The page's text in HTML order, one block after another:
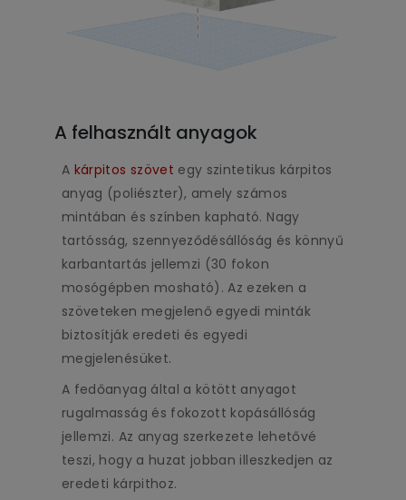
A felhasznált anyagok
A kárpitos szövet egy szintetikus kárpitos
anyag (poliészter), amely számos
mintában és színben kapható. Nagy
tartósság, szennyeződésállóság és könnyű
karbantartás jellemzi (30 fokon
mosógépben mosható). Az ezeken a
szöveteken megjelenő egyedi minták
biztosítják eredeti és egyedi
megjelenésüket.
A fedőanyag által a kötött anyagot
rugalmasság és fokozott kopásállóság
jellemzi. Az anyag szerkezete lehetővé
teszi, hogy a huzat jobban illeszkedjen az
eredeti kárpithoz.